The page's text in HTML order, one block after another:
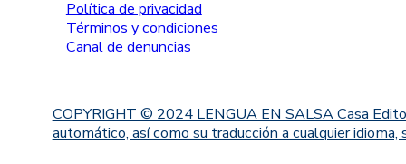
Política de privacidad
Términos y condiciones
Canal de denuncias
COPYRIGHT © 2024 LENGUA EN SALSA Casa
automático, así como su traducción a cualquier